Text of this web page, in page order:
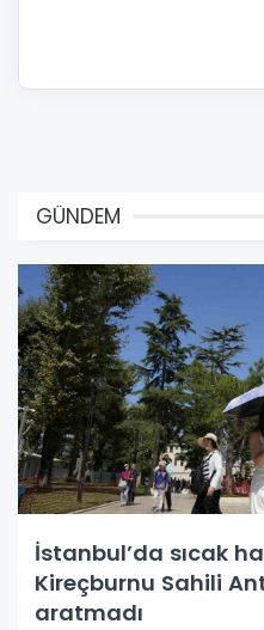
GÜNDEM
İstanbul’da sıcak
Kireçburnu Sahili
aratmadı